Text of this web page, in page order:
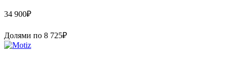
34 900₽
Долями по 8 725₽